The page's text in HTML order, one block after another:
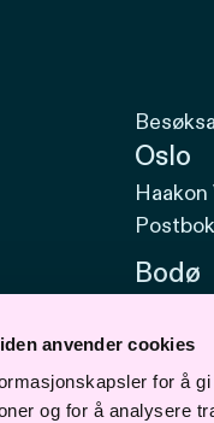
anvender cookies
for å
og for å analysere
Oslo
Bodø
Bergen